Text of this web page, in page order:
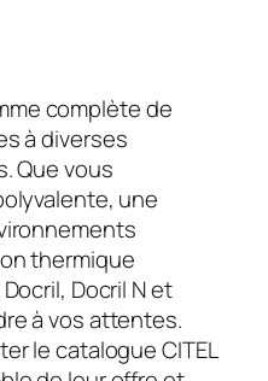
complète de
à diverses
Que vous
une
thermique
Docril N et
à vos attentes.
le catalogue CITEL